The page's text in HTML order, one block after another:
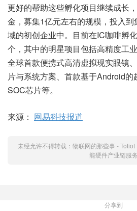
更好的帮助这些孵化项目继续成长
金，募集1亿元左右的规模，投入
域的初创企业中。目前在IC咖啡孵
个，其中的明星项目包括高精度工
全球首款便携式高清虚拟现实眼镜
片与系统方案、首款基于Android
SOC芯片等。
来源： 网易科技报道
未经允许不得转载： 物联网的那些事 - Totiot
能硬件产业链服务
分享到